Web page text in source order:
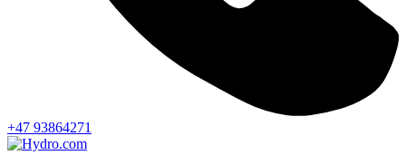
+47 93864271